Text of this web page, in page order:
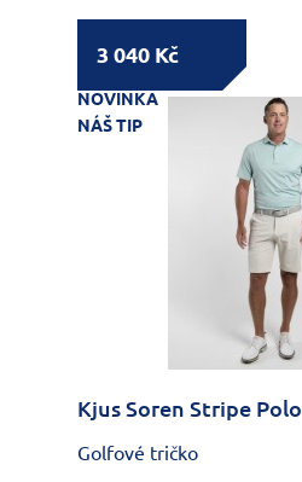
3 040 Kč
NOVINKA
NÁŠ TIP
Kjus Soren Stripe Polo
Golfové tričko